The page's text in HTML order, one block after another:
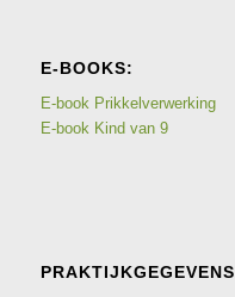
E-BOOKS:
E-book Prikkelverwerking
E-book Kind van 9
PRAKTIJKGEGEVENS